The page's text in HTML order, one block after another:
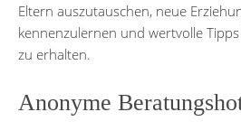
Eltern auszutauschen, neue
kennenzulernen und wertvolle
zu erhalten.
Anonyme